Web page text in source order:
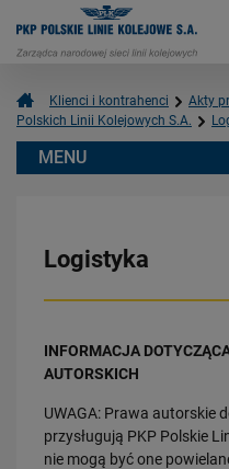
Klienci i kontrahenci Akty
Polskich Linii Kolejowych S.A.
Logistyka
INFORMACJA
AUTORSKICH
UWAGA: Prawa autorskie
przysługują PKP Polskie
nie mogą być one
MENU
Akty prawne i przepisy
Instrukcje PKP Polskich
Automatyka i
Linie kolejowe